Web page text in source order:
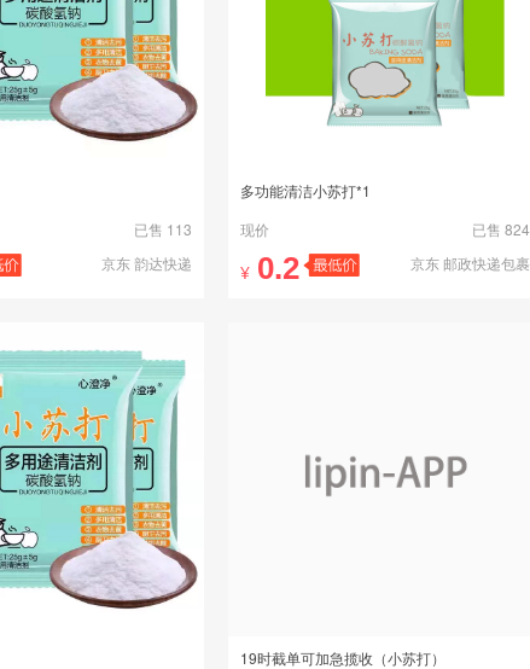
已售 113
京东 韵达快递
多功能清洁小苏打*1
现价
已售 824
¥ 0.2 京东 邮政快递包裹
19时截单可加急揽收（小苏打）